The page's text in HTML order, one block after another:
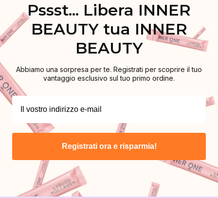
Pssst... Libera INNER
BEAUTY tua INNER
BEAUTY
Abbiamo una sorpresa per te. Registrati per scoprire il tuo
vantaggio esclusivo sul tuo primo ordine.
Registrati ora e risparmia!